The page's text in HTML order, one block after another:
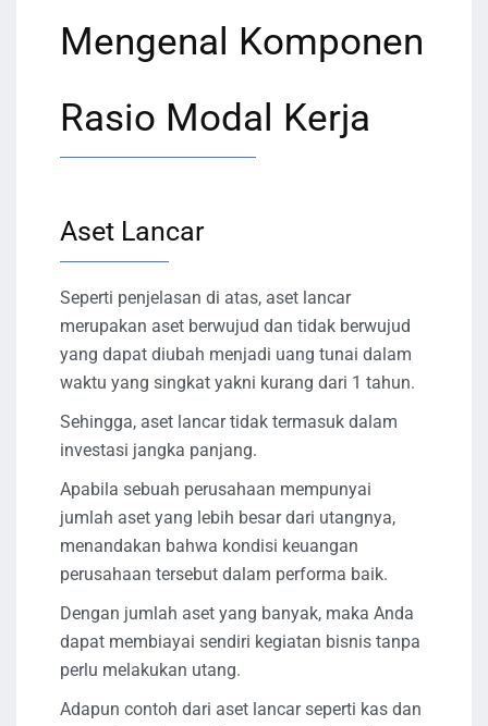
Mengenal Komponen
Rasio Modal Kerja
Aset Lancar
Seperti penjelasan di atas, aset lancar
merupakan aset berwujud dan tidak berwujud
yang dapat diubah menjadi uang tunai dalam
waktu yang singkat yakni kurang dari 1 tahun.
Sehingga, aset lancar tidak termasuk dalam
investasi jangka panjang.
Apabila sebuah perusahaan mempunyai
jumlah aset yang lebih besar dari utangnya,
menandakan bahwa kondisi keuangan
perusahaan tersebut dalam performa baik.
Dengan jumlah aset yang banyak, maka Anda
dapat membiayai sendiri kegiatan bisnis tanpa
perlu melakukan utang.
Adapun contoh dari aset lancar seperti kas dan